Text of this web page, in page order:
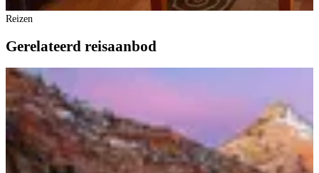
Reizen
Gerelateerd reisaanbod